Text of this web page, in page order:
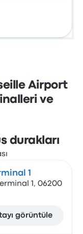
Airport
ve
durakları
1
1, 06200
görüntüle